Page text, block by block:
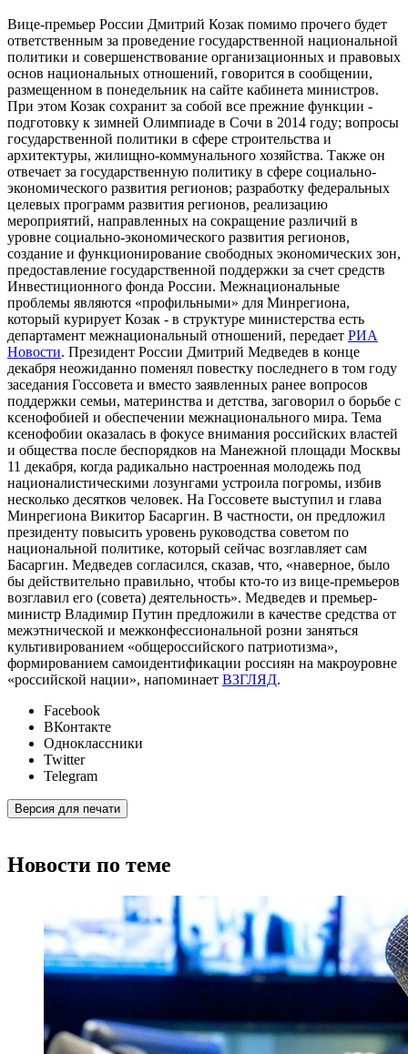
Вице-премьер России Дмитрий Козак помимо прочего будет
ответственным за проведение государственной национальной
политики и совершенствование организационных и правовых
основ национальных отношений, говорится в сообщении,
размещенном в понедельник на сайте кабинета министров.
При этом Козак сохранит за собой все прежние функции -
подготовку к зимней Олимпиаде в Сочи в 2014 году; вопросы
государственной политики в сфере строительства и
архитектуры, жилищно-коммунального хозяйства. Также он
отвечает за государственную политику в сфере социально-
экономического развития регионов; разработку федеральных
целевых программ развития регионов, реализацию
мероприятий, направленных на сокращение различий в
уровне социально-экономического развития регионов,
создание и функционирование свободных экономических зон,
предоставление государственной поддержки за счет средств
Инвестиционного фонда России. Межнациональные
проблемы являются «профильными» для Минрегиона,
который курирует Козак - в структуре министерства есть
департамент межнациональный отношений, передает РИА
Новости. Президент России Дмитрий Медведев в конце
декабря неожиданно поменял повестку последнего в том году
заседания Госсовета и вместо заявленных ранее вопросов
поддержки семьи, материнства и детства, заговорил о борьбе с
ксенофобией и обеспечении межнационального мира. Тема
ксенофобии оказалась в фокусе внимания российских властей
и общества после беспорядков на Манежной площади Москвы
11 декабря, когда радикально настроенная молодежь под
националистическими лозунгами устроила погромы, избив
несколько десятков человек. На Госсовете выступил и глава
Минрегиона Викитор Басаргин. В частности, он предложил
президенту повысить уровень руководства советом по
национальной политике, который сейчас возглавляет сам
Басаргин. Медведев согласился, сказав, что, «наверное, было
бы действительно правильно, чтобы кто-то из вице-премьеров
возглавил его (совета) деятельность». Медведев и премьер-
министр Владимир Путин предложили в качестве средства от
межэтнической и межконфессиональной розни заняться
культивированием «общероссийского патриотизма»,
формированием самоидентификации россиян на макроуровне
«российской нации», напоминает ВЗГЛЯД.
Facebook
ВКонтакте
Одноклассники
Twitter
Telegram
Версия для печати
Новости по теме